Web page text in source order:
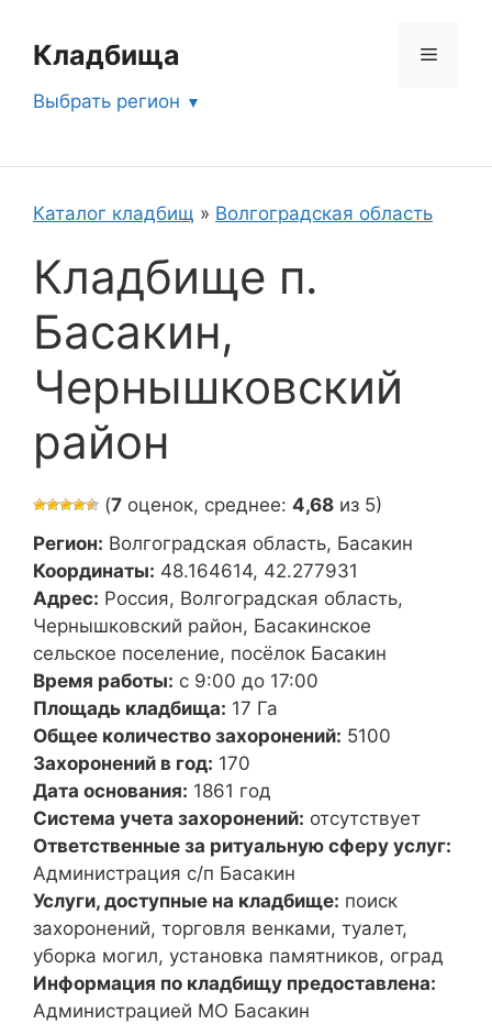
содержимому
Кладбища Меню
Выбрать регион
Каталог кладбищ » Волгоградская область
Кладбище п.
Басакин,
Чернышковский
район
(7 оценок, среднее: 4,68 из 5)
Регион: Волгоградская область, Басакин
Координаты: 48.164614, 42.277931
Адрес: Россия, Волгоградская область,
Чернышковский район, Басакинское
сельское поселение, посёлок Басакин
Время работы: с 9:00 до 17:00
Площадь кладбища: 17 Га
Общее количество захоронений: 5100
Захоронений в год: 170
Дата основания: 1861 год
Система учета захоронений: отсутствует
Ответственные за ритуальную сферу услуг:
Администрация с/п Басакин
Услуги, доступные на кладбище: поиск
захоронений, торговля венками, туалет,
уборка могил, установка памятников, оград
Информация по кладбищу предоставлена:
Администрацией МО Басакин